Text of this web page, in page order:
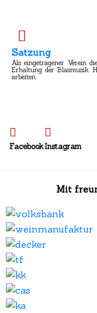
Satzung
Als eingetragener Verein
Erhaltung der Blasmusik.
arbeiten.
FacebookInstagram
Mit